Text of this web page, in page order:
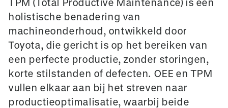
holistische benadering van
machineonderhoud, ontwikkeld door
Toyota, die gericht is op het bereiken van
een perfecte productie, zonder storingen,
korte stilstanden of defecten. OEE en TPM
vullen elkaar aan bij het streven naar
productieoptimalisatie, waarbij beide